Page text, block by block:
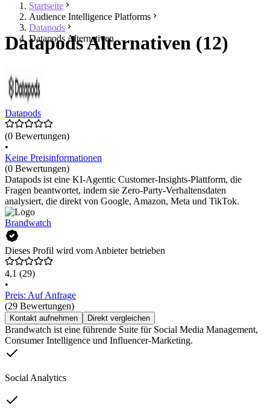
Startseite
Audience Intelligence Platforms
Datapods
Datapods Alternativen
Datapods Alternativen (12)
Datapods
(0 Bewertungen)
•
Keine Preisinformationen
(0 Bewertungen)
Datapods ist eine KI-Agentic Customer-Insights-Plattform, die
Fragen beantwortet, indem sie Zero-Party-Verhaltensdaten
analysiert, die direkt von Google, Amazon, Meta und TikTok.
Brandwatch
Dieses Profil wird vom Anbieter betrieben
4,1 (29)
•
Preis: Auf Anfrage
(29 Bewertungen)
Kontakt aufnehmen Direkt vergleichen
Brandwatch ist eine führende Suite für Social Media Management,
Consumer Intelligence und Influencer-Marketing.
Social Analytics